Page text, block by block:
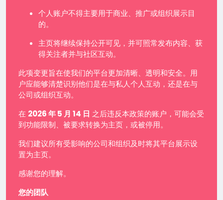
个人账户不得主要用于商业、推广或组织展示目
的。
主页将继续保持公开可见，并可照常发布内容、获
得关注者并与社区互动。
此项变更旨在使我们的平台更加清晰、透明和安全。用
户应能够清楚识别他们是在与私人个人互动，还是在与
公司或组织互动。
在 2026 年 5 月 14 日 之后违反本政策的账户，可能会受
到功能限制、被要求转换为主页，或被停用。
我们建议所有受影响的公司和组织及时将其平台展示设
置为主页。
感谢您的理解。
您的团队